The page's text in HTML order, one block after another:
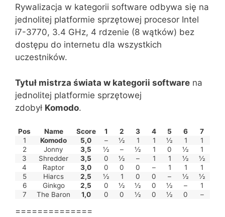
Rywalizacja w kategorii software odbywa się na
jednolitej platformie sprzętowej procesor Intel
i7-3770, 3.4 GHz, 4 rdzenie (8 wątków) bez
dostępu do internetu dla wszystkich
uczestników.
Tytuł mistrza świata w kategorii software na
jednolitej platformie sprzętowej
zdobył Komodo.
Pos Name Score 1 2 3 4 5 6
7
1
Komodo 5,0 – ½ 1 1 ½ 1
1
2
Jonny 3,5 ½ – ½ 1 0 ½
1
3
Shredder 3,5 0 ½ – 1 1 ½
½
4
Raptor 3,0 0 0 0 – 1 1
1
5
Hiarcs 2,5 ½ 1 0 0 – ½
½
6
Ginkgo 2,5 0 ½ ½ 0 ½ –
1
7
The Baron 1,0 0 0 ½ 0 ½ 0 –
==============